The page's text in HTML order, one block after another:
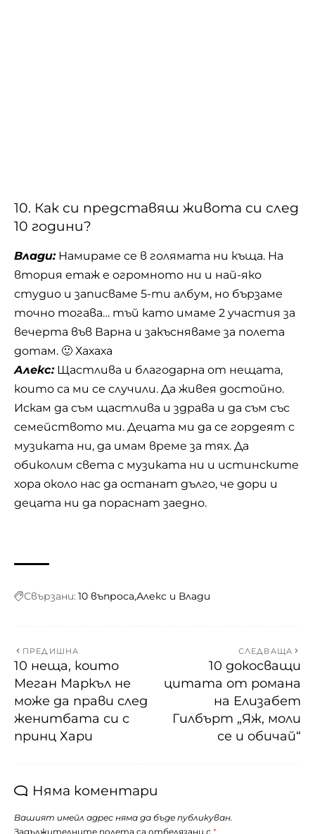
10. Как си представяш живота си след
10 години?
Влади: Намираме се в голямата ни къща. На
втория етаж е огромното ни и най-яко
студио и записваме 5-ти албум, но бързаме
точно тогава… тъй като имаме 2 участия за
вечерта във Варна и закъсняваме за полета
дотам. 🙂 Хахаха
Алекс: Щастлива и благодарна от нещата,
които са ми се случили. Да живея достойно.
Искам да съм щастлива и здрава и да съм със
семейството ми. Децата ми да се гордеят с
музиката ни, да имам време за тях. Да
обиколим света с музиката ни и истинските
хора около нас да останат дълго, че дори и
децата ни да пораснат заедно.
Свързани: 10 въпроса Алекс и Влади
ПРЕДИШНА
10 неща, които
Меган Маркъл не
може да прави след
женитбата си с
принц Хари
СЛЕДВАЩА
10 докосващи
цитата от романа
на Елизабет
Гилбърт „Яж, моли
се и обичай“
Няма коментари
Вашият имейл адрес няма да бъде публикуван.
Задължителните полета са отбелязани с *